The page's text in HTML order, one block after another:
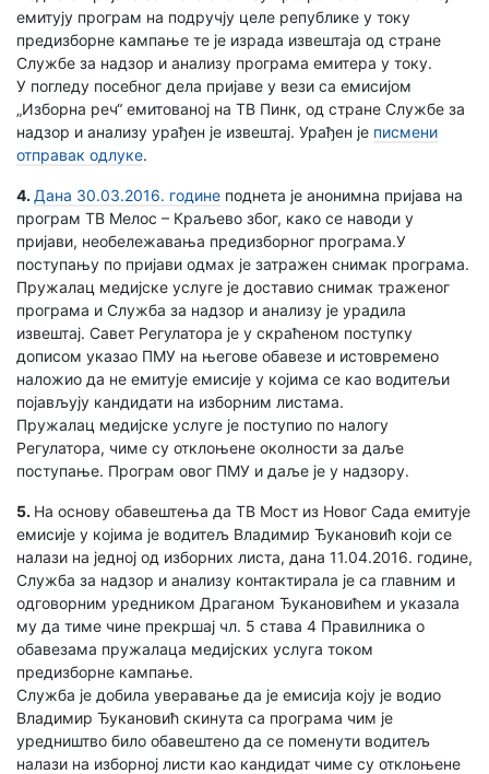
емитују програм на подручју целе републике у току
предизборне кампање те је израда извештаја од стране
Службе за надзор и анализу програма емитера у току.
У погледу посебног дела пријаве у вези са емисијом
„Изборна реч“ емитованој на ТВ Пинк, од стране Службе за
надзор и анализу урађен је извештај. Урађен је писмени
отправак одлуке.
4. Дана 30.03.2016. године поднета је анонимна пријава на
програм ТВ Мелос – Краљево због, како се наводи у
пријави, необележавања предизборног програма.У
поступању по пријави одмах је затражен снимак програма.
Пружалац медијске услуге је доставио снимак траженог
програма и Служба за надзор и анализу је урадила
извештај. Савет Регулатора је у скраћеном поступку
дописом указао ПМУ на његове обавезе и истовремено
наложио да не емитује емисије у којима се као водитељи
појављују кандидати на изборним листама.
Пружалац медијске услуге је поступио по налогу
Регулатора, чиме су отклоњене околности за даље
поступање. Програм овог ПМУ и даље је у надзору.
5. На основу обавештења да ТВ Мост из Новог Сада емитује
емисије у којима је водитељ Владимир Ђукановић који се
налази на једној од изборних листа, дана 11.04.2016. године,
Служба за надзор и анализу контактирала је са главним и
одговорним уредником Драганом Ђукановићем и указала
му да тиме чине прекршај чл. 5 става 4 Правилника о
обавезама пружалаца медијских услуга током
предизборне кампање.
Служба је добила уверавање да је емисија коју је водио
Владимир Ђукановић скинута са програма чим је
уредништво било обавештено да се поменути водитељ
налази на изборној листи као кандидат чиме су отклоњене